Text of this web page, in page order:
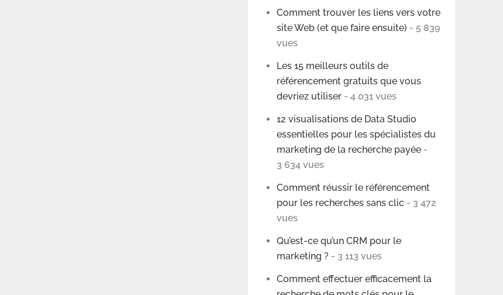
Comment trouver les liens vers votre
site Web (et que faire ensuite) - 5 839
vues
Les 15 meilleurs outils de
référencement gratuits que vous
devriez utiliser - 4 031 vues
12 visualisations de Data Studio
essentielles pour les spécialistes du
marketing de la recherche payée -
3 634 vues
Comment réussir le référencement
pour les recherches sans clic - 3 472
vues
Qu’est-ce qu’un CRM pour le
marketing ? - 3 113 vues
Comment effectuer efficacement la